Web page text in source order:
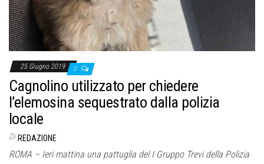
25 Giugno 2019 0
Cagnolino utilizzato per chiedere
l’elemosina sequestrato dalla polizia
locale
Di REDAZIONE
ROMA – Ieri mattina una pattuglia del I Gruppo Trevi della Polizia